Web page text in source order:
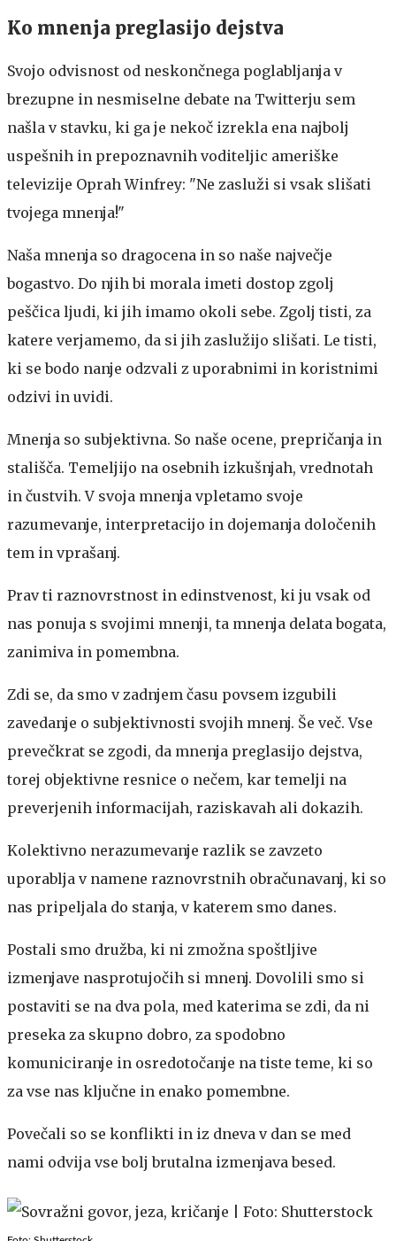
Ko mnenja preglasijo dejstva
Svojo odvisnost od neskončnega poglabljanja v
brezupne in nesmiselne debate na Twitterju sem
našla v stavku, ki ga je nekoč izrekla ena najbolj
uspešnih in prepoznavnih voditeljic ameriške
televizije Oprah Winfrey: "Ne zasluži si vsak slišati
tvojega mnenja!"
Naša mnenja so dragocena in so naše največje
bogastvo. Do njih bi morala imeti dostop zgolj
peščica ljudi, ki jih imamo okoli sebe. Zgolj tisti, za
katere verjamemo, da si jih zaslužijo slišati. Le tisti,
ki se bodo nanje odzvali z uporabnimi in koristnimi
odzivi in uvidi.
Mnenja so subjektivna. So naše ocene, prepričanja in
stališča. Temeljijo na osebnih izkušnjah, vrednotah
in čustvih. V svoja mnenja vpletamo svoje
razumevanje, interpretacijo in dojemanja določenih
tem in vprašanj.
Prav ti raznovrstnost in edinstvenost, ki ju vsak od
nas ponuja s svojimi mnenji, ta mnenja delata bogata,
zanimiva in pomembna.
Zdi se, da smo v zadnjem času povsem izgubili
zavedanje o subjektivnosti svojih mnenj. Še več. Vse
prevečkrat se zgodi, da mnenja preglasijo dejstva,
torej objektivne resnice o nečem, kar temelji na
preverjenih informacijah, raziskavah ali dokazih.
Kolektivno nerazumevanje razlik se zavzeto
uporablja v namene raznovrstnih obračunavanj, ki so
nas pripeljala do stanja, v katerem smo danes.
Postali smo družba, ki ni zmožna spoštljive
izmenjave nasprotujočih si mnenj. Dovolili smo si
postaviti se na dva pola, med katerima se zdi, da ni
preseka za skupno dobro, za spodobno
komuniciranje in osredotočanje na tiste teme, ki so
za vse nas ključne in enako pomembne.
Povečali so se konflikti in iz dneva v dan se med
nami odvija vse bolj brutalna izmenjava besed.